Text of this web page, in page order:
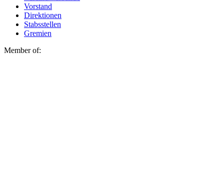
Vorstand
Direktionen
Stabsstellen
Gremien
Member of: